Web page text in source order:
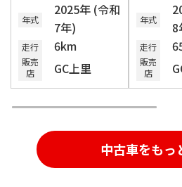
年式
2025年 (令和
7年)
走行 6km
販売
店
GC上里
年式
8
走行
販売
店
中古車をもっ